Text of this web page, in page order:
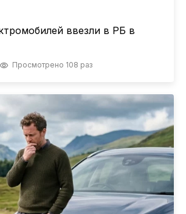
ввезли в РБ в
Просмотрено 108 раз